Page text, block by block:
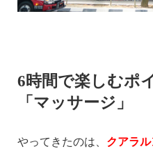
6時間で楽しむポ
「マッサージ」
やってきたのは、 クアラ